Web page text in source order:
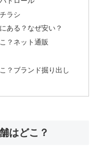
ラシ
ある？なぜ安い？
？ネット通販
？ブランド掘り出し
はどこ？